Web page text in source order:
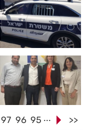
<<
...
95
96
97